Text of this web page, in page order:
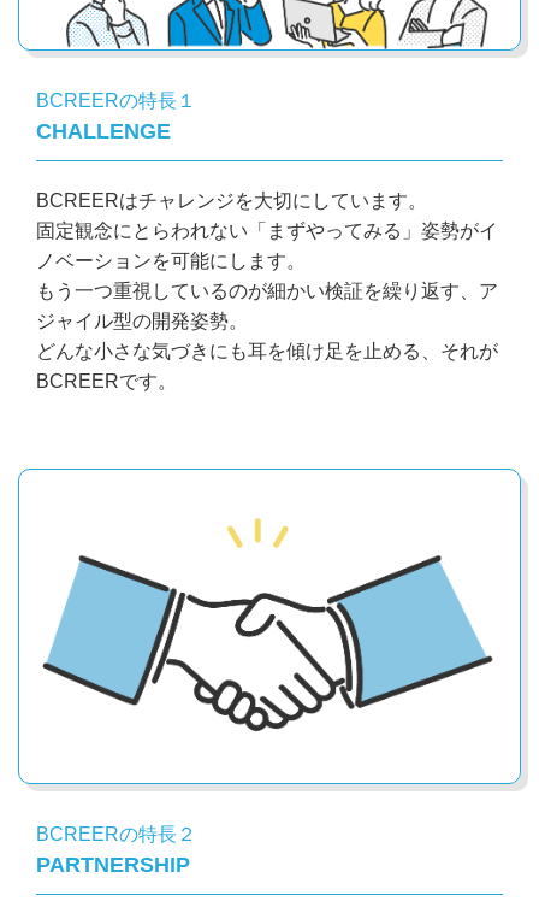
BCREERの特長１
CHALLENGE
BCREERはチャレンジを大切にしています。
固定観念にとらわれない「まずやってみる」姿勢がイ
ノベーションを可能にします。
もう一つ重視しているのが細かい検証を繰り返す、ア
ジャイル型の開発姿勢。
どんな小さな気づきにも耳を傾け足を止める、それが
BCREERです。
BCREERの特長２
PARTNERSHIP